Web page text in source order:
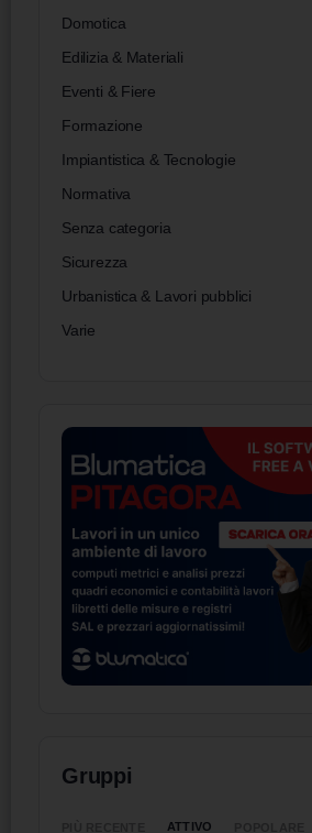
Domotica
Edilizia & Materiali
Eventi & Fiere
Formazione
Impiantistica & Tecnologie
Normativa
Senza categoria
Sicurezza
Urbanistica & Lavori pubblici
Varie
Gruppi
ATTIVO